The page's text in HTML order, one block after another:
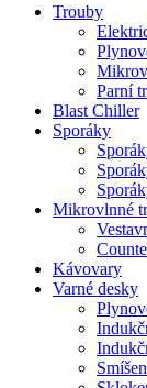
Trouby
Parní
Blast Chiller
Sporáky
Mikrovlnné
Kávovary
Varné desky